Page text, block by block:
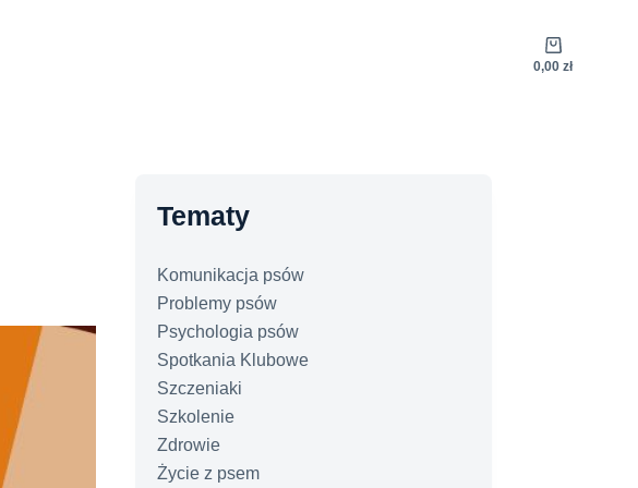
Koszyk
0,00 zł
Tematy
Komunikacja psów
Problemy psów
Psychologia psów
Spotkania Klubowe
Szczeniaki
Szkolenie
Zdrowie
Życie z psem